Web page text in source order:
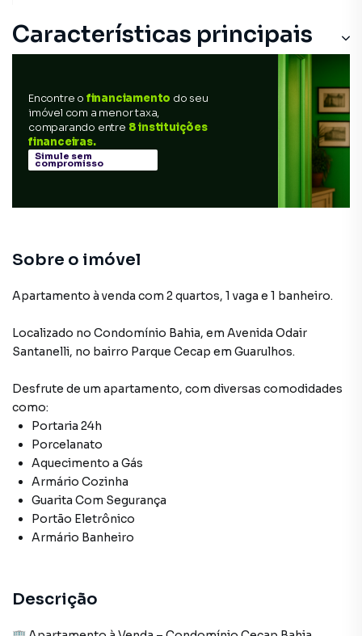
Características principais
Portaria 24h
Portão Eletrônico
Encontre o financiamento do seu
imóvel com a menor taxa,
comparando entre 8 instituições
financeiras.
Simule sem
compromisso
Sobre o imóvel
Apartamento à venda com 2 quartos, 1 vaga e 1 banheiro.
Localizado no Condomínio Bahia, em Avenida Odair
Santanelli, no bairro Parque Cecap em Guarulhos.
Desfrute de um apartamento, com diversas comodidades
como:
Portaria 24h
Porcelanato
Aquecimento a Gás
Armário Cozinha
Guarita Com Segurança
Portão Eletrônico
Armário Banheiro
Descrição